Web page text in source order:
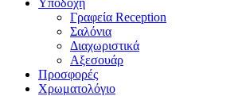
Γραφεία Reception
Σαλόνια
Διαχωριστικά
Αξεσουάρ
Προσφορές
Χρωματολόγιο